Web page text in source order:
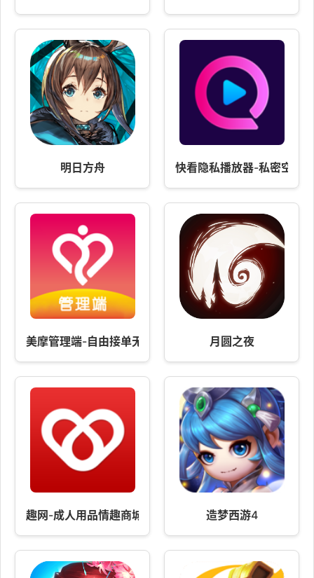
明日方舟 快看隐私播放器-私密空间
美摩管理端-自由接单无需坐班 月圆之夜
趣网-成人用品情趣商城 造梦西游4